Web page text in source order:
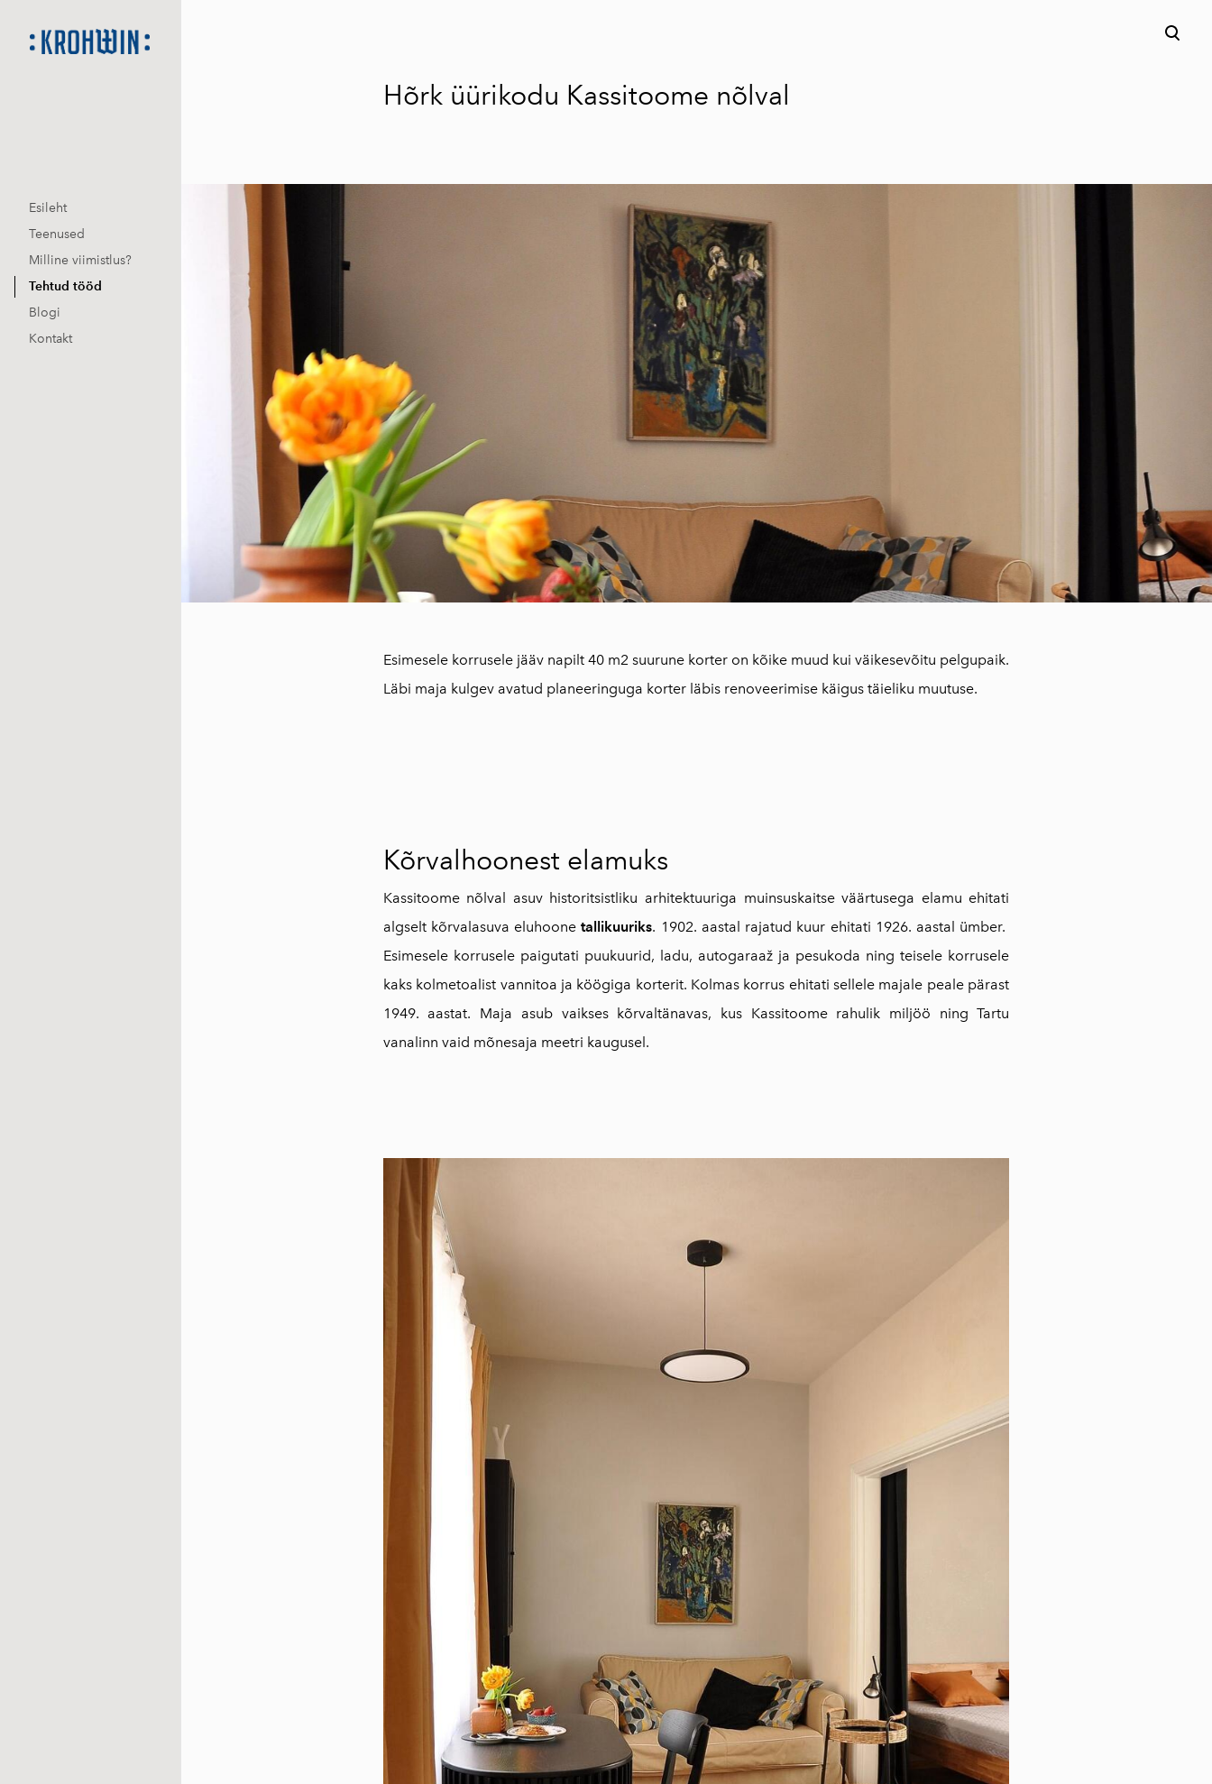
Esileht
Teenused
Milline viimistlus?
Tehtud tööd
Blogi
Kontakt
Hõrk üürikodu Kassitoome nõlval
Esimesele korrusele jääv napilt 40 m2 suurune korter on kõike muud kui väikesevõitu pelgupaik.
Läbi maja kulgev avatud planeeringuga korter läbis renoveerimise käigus täieliku muutuse.
Kõrvalhoonest elamuks
Kassitoome nõlval asuv historitsistliku arhitektuuriga muinsuskaitse väärtusega elamu ehitati
algselt kõrvalasuva eluhoonetallikuuriks. 1902. aastal rajatud kuur ehitati 1926. aastal ümber.
Esimesele korrusele paigutati puukuurid, ladu, autogaraaž ja pesukoda ning teisele korrusele
kaks kolmetoalist vannitoa ja köögiga korterit. Kolmas korrus ehitati sellele majale peale pärast
1949. aastat. Maja asub vaikses kõrvaltänavas, kus Kassitoome rahulik miljöö ning Tartu
vanalinn vaid mõnesaja meetri kaugusel.